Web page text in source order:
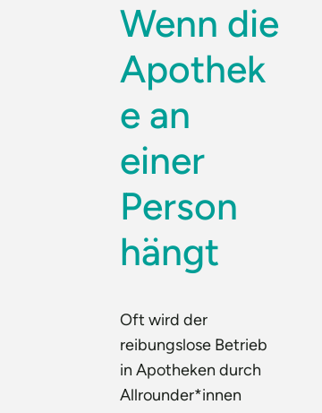
Wenn die
Apothek
e an
einer
Person
hängt
Oft wird der
reibungslose Betrieb
in Apotheken durch
Allrounder*innen